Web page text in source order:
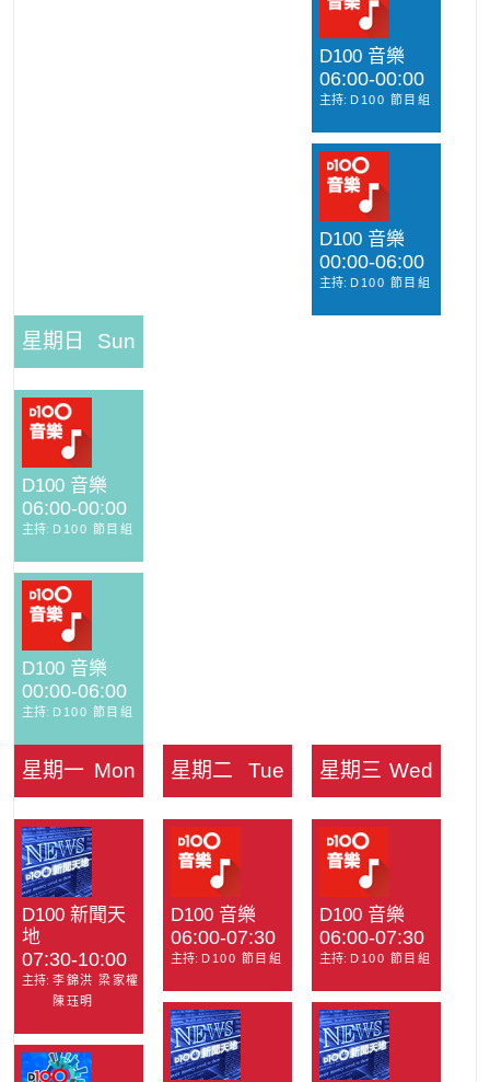
D100 音樂
06:00-00:00
主持: D100 節目組
D100 音樂
00:00-06:00
主持: D100 節目組
星期日 Sun
D100 音樂
06:00-00:00
主持: D100 節目組
D100 音樂
00:00-06:00
主持: D100 節目組
星期一 Mon
D100 新聞天
地
07:30-10:00
主持: 李錦洪 梁家權
陳珏明
星期二 Tue
D100 音樂
06:00-07:30
主持: D100 節目組
星期三 Wed
D100 音樂
06:00-07:30
主持: D100 節目組